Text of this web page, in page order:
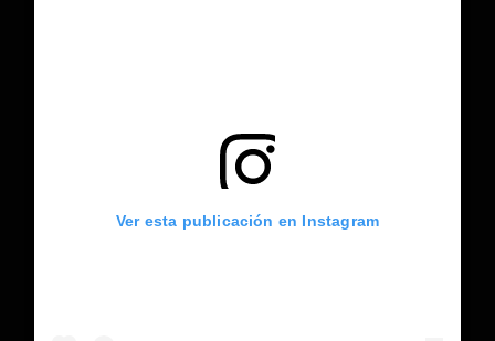
Ver esta publicación en Instagram